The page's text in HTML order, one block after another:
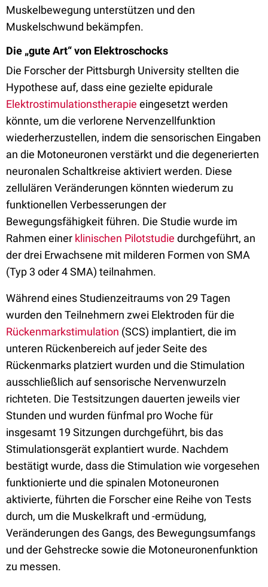
Muskelbewegung unterstützen und den
Muskelschwund bekämpfen.
Die „gute Art“ von Elektroschocks
Die Forscher der Pittsburgh University stellten die
Hypothese auf, dass eine gezielte epidurale
Elektrostimulationstherapie eingesetzt werden
könnte, um die verlorene Nervenzellfunktion
wiederherzustellen, indem die sensorischen Eingaben
an die Motoneuronen verstärkt und die degenerierten
neuronalen Schaltkreise aktiviert werden. Diese
zellulären Veränderungen könnten wiederum zu
funktionellen Verbesserungen der
Bewegungsfähigkeit führen. Die Studie wurde im
Rahmen einer klinischen Pilotstudie durchgeführt, an
der drei Erwachsene mit milderen Formen von SMA
(Typ 3 oder 4 SMA) teilnahmen.
Während eines Studienzeitraums von 29 Tagen
wurden den Teilnehmern zwei Elektroden für die
Rückenmarkstimulation (SCS) implantiert, die im
unteren Rückenbereich auf jeder Seite des
Rückenmarks platziert wurden und die Stimulation
ausschließlich auf sensorische Nervenwurzeln
richteten. Die Testsitzungen dauerten jeweils vier
Stunden und wurden fünfmal pro Woche für
insgesamt 19 Sitzungen durchgeführt, bis das
Stimulationsgerät explantiert wurde. Nachdem
bestätigt wurde, dass die Stimulation wie vorgesehen
funktionierte und die spinalen Motoneuronen
aktivierte, führten die Forscher eine Reihe von Tests
durch, um die Muskelkraft und -ermüdung,
Veränderungen des Gangs, des Bewegungsumfangs
und der Gehstrecke sowie die Motoneuronenfunktion
zu messen.